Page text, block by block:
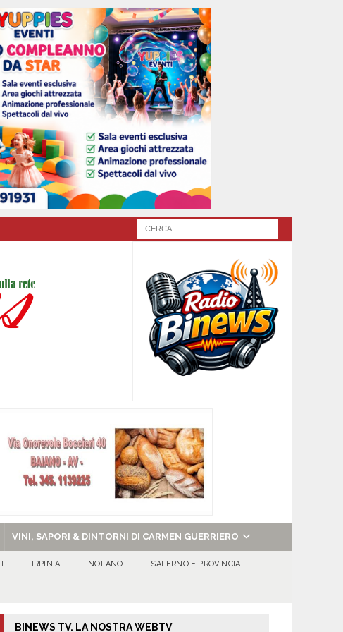
VINI, SAPORI & DINTORNI DI CARMEN GUERRIERO
IRPINIA NOLANO SALERNO E PROVINCIA
BINEWS TV. LA NOSTRA WEBTV